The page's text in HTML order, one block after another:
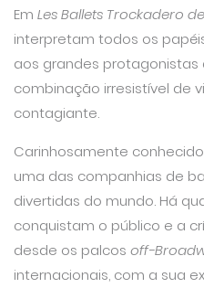
Em Les Ballets Trockadero
interpretam todos os
aos grandes protagonistas
combinação irresistível de
contagiante.
Carinhosamente
uma das companhias de
divertidas do mundo. Há
conquistam o público e a
desde os palcos off-
internacionais, com a sua